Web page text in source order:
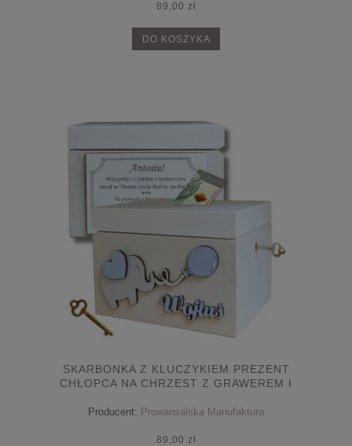
89,00 zł
DO KOSZYKA
SKARBONKA Z KLUCZYKIEM PREZENT
CHŁOPCA NA CHRZEST Z GRAWEREM I
Producent: Prowansalska Manufaktura
89,00 zł